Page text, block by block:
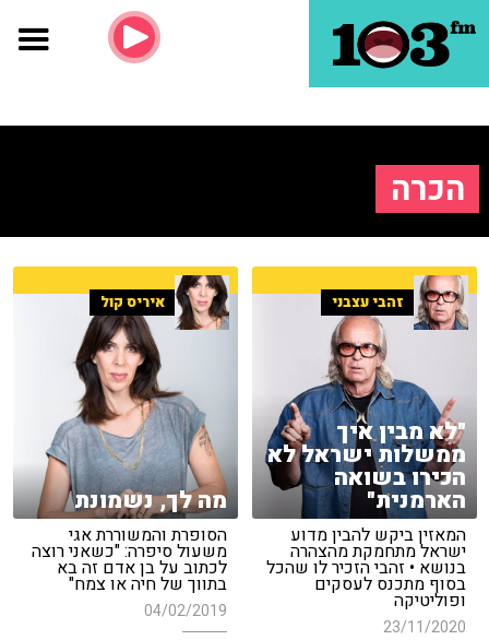
הכרה
זהבי עצבני
"לא מבין איך
ממשלות ישראל לא
הכירו בשואה
הארמנית"
המאזין ביקש להבין מדוע
ישראל מתחמקת מהצהרה
בנושא • זהבי הזכיר לו שהכל
בסוף מתכנס לעסקים
ופוליטיקה
23/11/2020
איריס קול
מה לך, נשמונת
הסופרת והמשוררת אגי
משעול סיפרה: "כשאני רוצה
לכתוב על בן אדם זה בא
בתווך של חיה או צמח"
04/02/2019